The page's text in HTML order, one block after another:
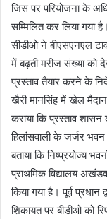
जिस पर परियोजना के
सम्मिलित कर लिया गया
सीडीओ ने बीएसएनएल
में बढ़ती मरीज संख्या को
प्रस्ताव तैयार करने के
खैरी मानसिंह में खेल
कराया कि प्रस्ताव शासन
हिलांसवाली के जर्जर
बताया कि निष्प्रयोज्य
प्राथमिक विद्यालय
किया गया है। पूर्व प्रधान
शिकायत पर बीडीओ को